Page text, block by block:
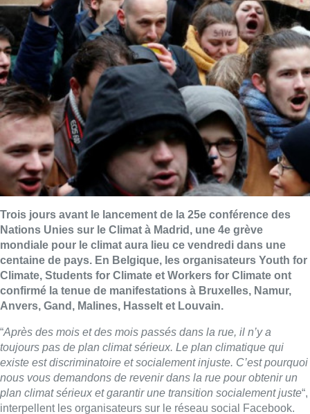
Trois jours avant le lancement de la 25e conférence des
Nations Unies sur le Climat à Madrid, une 4e grève
mondiale pour le climat aura lieu ce vendredi dans une
centaine de pays. En Belgique, les organisateurs Youth for
Climate, Students for Climate et Workers for Climate ont
confirmé la tenue de manifestations à Bruxelles, Namur,
Anvers, Gand, Malines, Hasselt et Louvain.
“Après des mois et des mois passés dans la rue, il n’y a
toujours pas de plan climat sérieux. Le plan climatique qui
existe est discriminatoire et socialement injuste. C’est pourquoi
nous vous demandons de revenir dans la rue pour obtenir un
plan climat sérieux et garantir une transition socialement juste“,
interpellent les organisateurs sur le réseau social Facebook.